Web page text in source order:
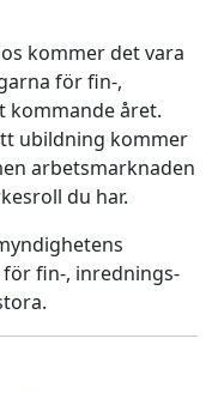
kommer det vara
för fin-,
kommande året.
ubildning kommer
arbetsmarknaden
du har.
fin-, inrednings-